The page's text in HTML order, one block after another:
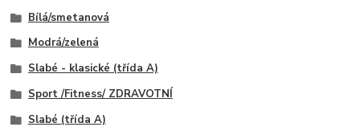
Bílá/smetanová
Modrá/zelená
Slabé - klasické (třída A)
Sport /Fitness/ ZDRAVOTNÍ
Slabé (třída A)